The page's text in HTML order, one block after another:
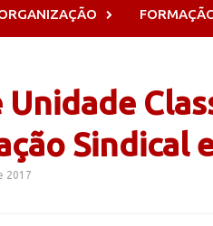
Unidade
Sindical
2017